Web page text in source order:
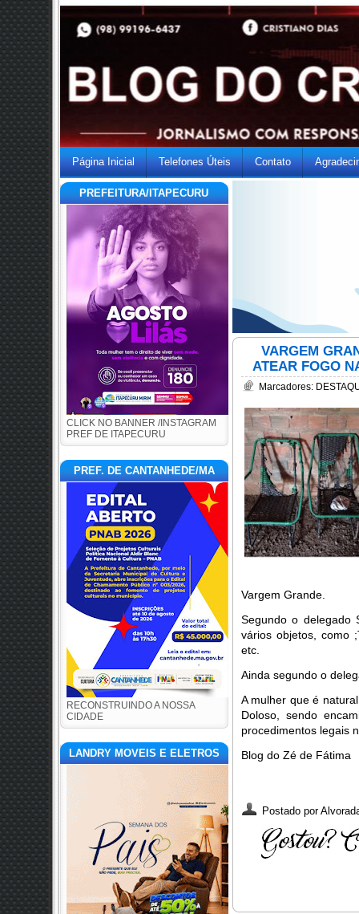
Página Inicial Telefones Úteis Contato
PREFEITURA/ITAPECURU
CLICK NO BANNER /INSTAGRAM
PREF DE ITAPECURU
PREF. DE CANTANHEDE/MA
RECONSTRUINDO A NOSSA
CIDADE
LANDRY MOVEIS E ELETROS
VARGEM
ATEAR FOGO
Marcadores:
Vargem Grande.
Segundo o delegado
vários objetos, como
etc.
Ainda segundo o
A mulher que é
Doloso, sendo
procedimentos legais
Blog do Zé de Fátima
Postado por